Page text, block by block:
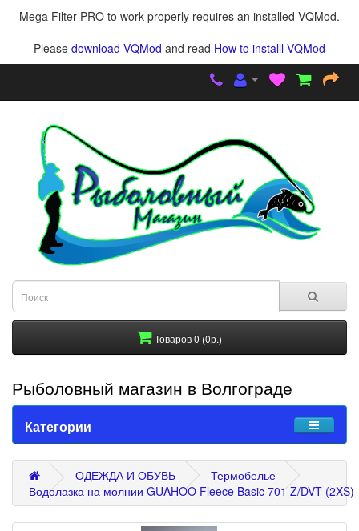
Mega Filter PRO to work properly requires an installed VQMod.
Please download VQMod and read How to installl VQMod
Товаров 0 (0р.)
Рыболовный магазин в Волгограде
Категории
ОДЕЖДА И ОБУВЬ
Термобелье
Водолазка на молнии GUAHOO Fleece Basic 701 Z/DVT (2XS)